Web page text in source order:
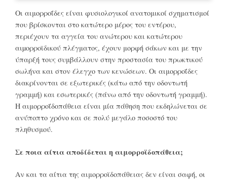
Οι αιμορροΐδες είναι φυσιολογικοί ανατομικοί σχηματισμοί
που βρίσκονται στο κατώτερο μέρος του εντέρου,
περιέχουν τα αγγεία του ανώτερου και κατώτερου
αιµορροϊδικού πλέγματος, έχουν μορφή σάκων και με την
ύπαρξή τους συμβάλλουν στην προστασία του πρωκτικού
σωλήνα και στον έλεγχο των κενώσεων. Οι αιμορροΐδες
διακρίνονται σε εξωτερικές (κάτω από την οδοντωτή
γραμμή) και εσωτερικές (πάνω από την οδοντωτή γραμμή).
Η αιμορροΐδοπάθεια είναι μία πάθηση που εκδηλώνεται σε
ανύποπτο χρόνο και σε πολύ μεγάλο ποσοστό του
πληθυσμού.
Σε ποια αίτια αποδίδεται η αιμορροϊδοπάθεια;
Αν και τα αίτια της αιμορροϊδοπάθειας δεν είναι σαφή, οι